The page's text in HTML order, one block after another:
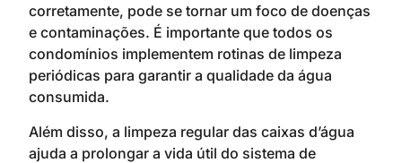
corretamente, pode se tornar um foco de doenças
e contaminações. É importante que todos os
condomínios implementem rotinas de limpeza
periódicas para garantir a qualidade da água
consumida.
Além disso, a limpeza regular das caixas d’água
ajuda a prolongar a vida útil do sistema de